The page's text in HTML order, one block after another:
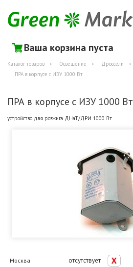
Ваша корзина пуста
Каталог товаров Освещение
Дроссели
ПРА в корпусе с ИЗУ 1000 Вт
ПРА в корпусе с ИЗУ 1000 Вт
устройство для розжига ДНаТ/ДРИ 1000 Вт
Москва отсутствует